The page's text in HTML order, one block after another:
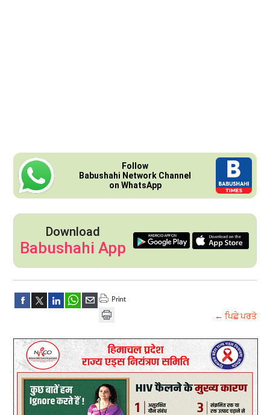
Follow
Babushahi Network Channel
on WhatsApp
Download
Babushahi App
← ਪਿਛੇ ਪਰਤੋ